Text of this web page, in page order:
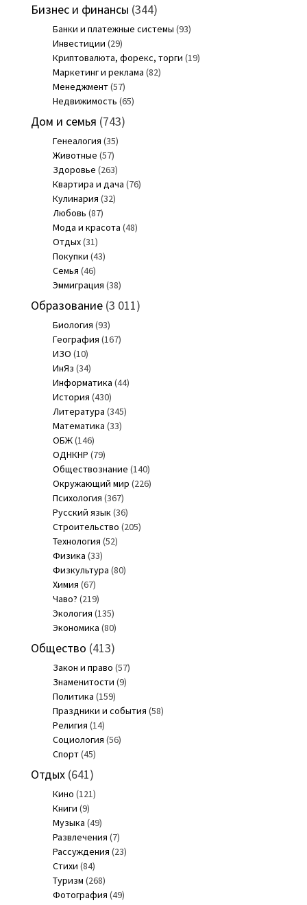
Бизнес и финансы (344)
Банки и платежные системы (93)
Инвестиции (29)
Криптовалюта, форекс, торги (19)
Маркетинг и реклама (82)
Менеджмент(57)
Недвижимость (65)
Дом и семья (743)
Генеалогия (35)
Животные (57)
Здоровье (263)
Квартира и дача (76)
Кулинария (32)
Любовь (87)
Мода и красота (48)
Отдых(31)
Покупки (43)
Семья (46)
Эммиграция (38)
Образование(3 011)
Биология (93)
География (167)
ИЗО (10)
ИнЯз (34)
Информатика (44)
История (430)
Литература (345)
Математика (33)
ОБЖ(146)
ОДНКНР (79)
Обществознание (140)
Окружающий мир (226)
Психология (367)
Русский язык(36)
Строительство (205)
Технология (52)
Физика (33)
Физкультура (80)
Химия (67)
Чаво? (219)
Экология (135)
Экономика (80)
Общество (413)
Закон и право (57)
Знаменитости (9)
Политика (159)
Праздники и события (58)
Религия (14)
Социология (56)
Спорт(45)
Отдых(641)
Кино (121)
Книги (9)
Музыка (49)
Развлечения (7)
Рассуждения (23)
Стихи (84)
Туризм (268)
Фотография (49)